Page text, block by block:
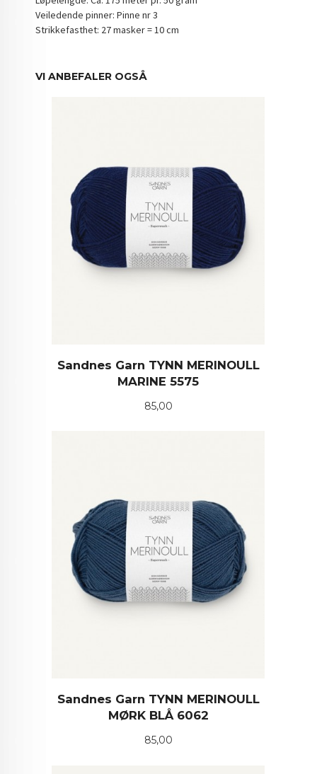
Veiledende pinner: Pinne nr 3
Strikkefasthet: 27 masker = 10 cm
VI ANBEFALER OGSÅ
Sandnes Garn TYNN MERINOULL
MARINE 5575
Pris
85,00
Sandnes Garn TYNN MERINOULL
MØRK BLÅ 6062
Pris
85,00